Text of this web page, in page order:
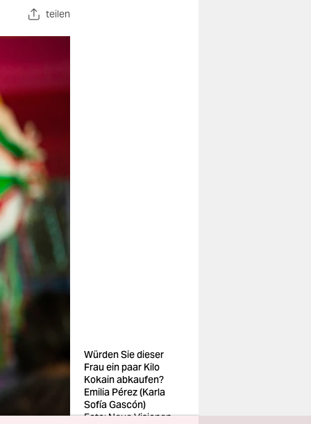
teilen
Würden Sie dieser
Frau ein paar Kilo
Kokain abkaufen?
Emilia Pérez (Karla
Sofía Gascón)
Foto: Neue Visionen